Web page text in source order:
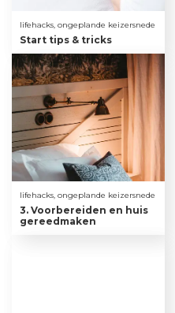
lifehacks, ongeplande keizersnede
Start tips & tricks
lifehacks, ongeplande keizersnede
3. Voorbereiden en huis
gereedmaken